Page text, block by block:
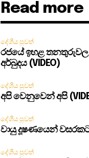
Read more
දේශීය පුවත්
රජයේ ඉහළ තනතුරුවල
අර්බුදය (VIDEO)
දේශීය පුවත්
අපි වෙනුවෙන් අපි
දේශීය පුවත්
වායු දූෂණයෙන් වසරකට
දේශීය පුවත්